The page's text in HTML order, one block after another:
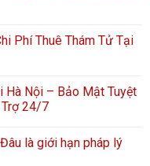
Phí Thuê Thám Tử Tại
Hà Nội – Bảo Mật Tuyệt
Trợ 24/7
là giới hạn pháp lý